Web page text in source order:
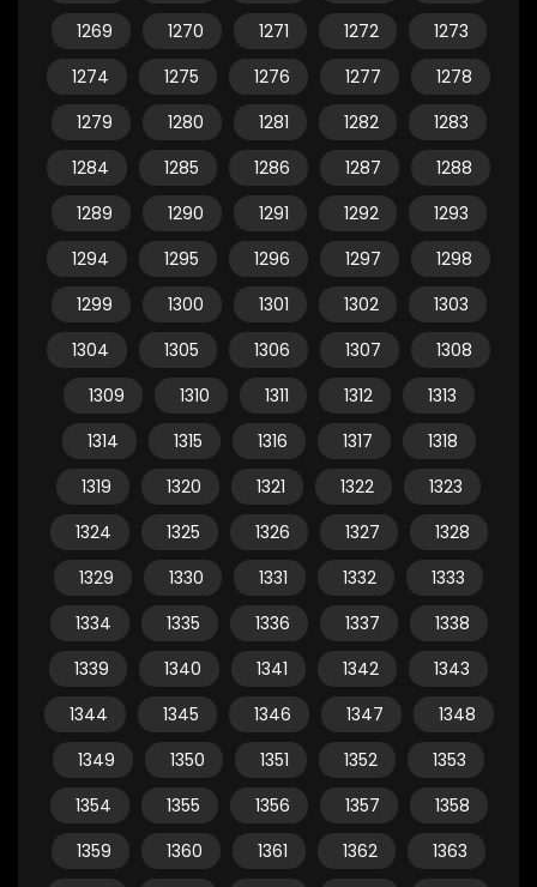
1269
1270 1271 1272
1273
1274
1275 1276 1277
1278
1279
1280 1281 1282
1283
1284
1285 1286 1287
1288
1289
1290 1291 1292
1293
1294
1295 1296 1297
1298
1299
1300 1301 1302
1303
1304
1305 1306 1307
1308
1309
1310 1311 1312
1313
1314
1315 1316 1317
1318
1319
1320 1321 1322
1323
1324
1325 1326 1327
1328
1329
1330 1331 1332
1333
1334
1335 1336 1337
1338
1339
1340 1341 1342
1343
1344
1345 1346 1347
1348
1349
1350 1351 1352
1353
1354
1355 1356 1357
1358
1359
1360 1361 1362
1363